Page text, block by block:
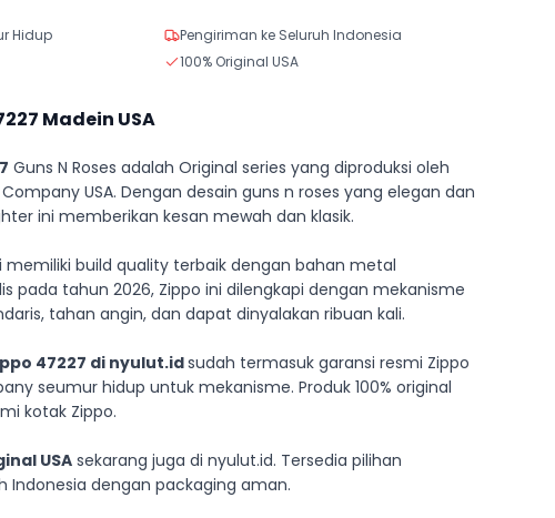
Hidup
Pengiriman ke Seluruh Indonesia
100% Original USA
Madein USA
Guns N Roses adalah Original series yang diproduksi oleh
USA. Dengan desain guns n roses yang elegan dan
ini memberikan kesan mewah dan klasik.
memiliki build quality terbaik dengan bahan metal
pada tahun 2026, Zippo ini dilengkapi dengan mekanisme
tahan angin, dan dapat dinyalakan ribuan kali.
47227 di nyulut.idsudah termasuk garansi resmi Zippo
seumur hidup untuk mekanisme. Produk 100% original
kotak Zippo.
USA sekarang juga di nyulut.id. Tersedia pilihan
Indonesia dengan packaging aman.